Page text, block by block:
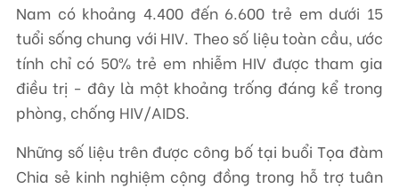
Nam có khoảng 4.400 đến 6.600 trẻ em dưới 15
tuổi sống chung với HIV. Theo số liệu toàn cầu, ước
tính chỉ có 50% trẻ em nhiễm HIV được tham gia
điều trị - đây là một khoảng trống đáng kể trong
phòng, chống HIV/AIDS.
Những số liệu trên được công bố tại buổi Tọa đàm
Chia sẻ kinh nghiệm cộng đồng trong hỗ trợ tuân